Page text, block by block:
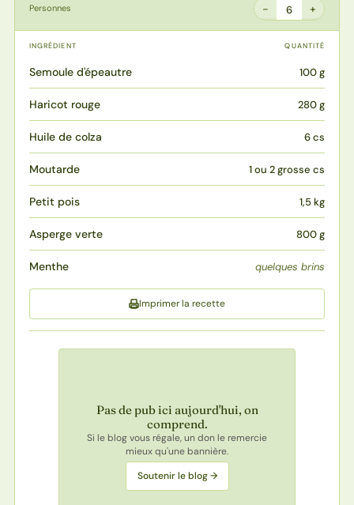
Personnes − 6 +
INGRÉDIENT QUANTITÉ
Semoule d'épeautre 100 g
Haricot rouge 280 g
Huile de colza 6 cs
Moutarde 1 ou 2 grosse cs
Petit pois 1,5 kg
Asperge verte 800 g
Menthe quelques brins
Imprimer la recette
Pas de pub ici aujourd'hui, on
comprend.
Si le blog vous régale, un don le remercie
mieux qu'une bannière.
Soutenir le blog →